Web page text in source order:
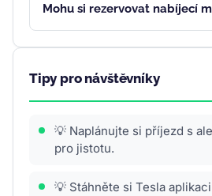
Mohu si rezervovat nabíjecí
Tipy pro návštěvníky
💡 Naplánujte si příjezd s
pro jistotu.
💡 Stáhněte si Tesla